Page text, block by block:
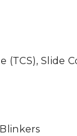
Slide